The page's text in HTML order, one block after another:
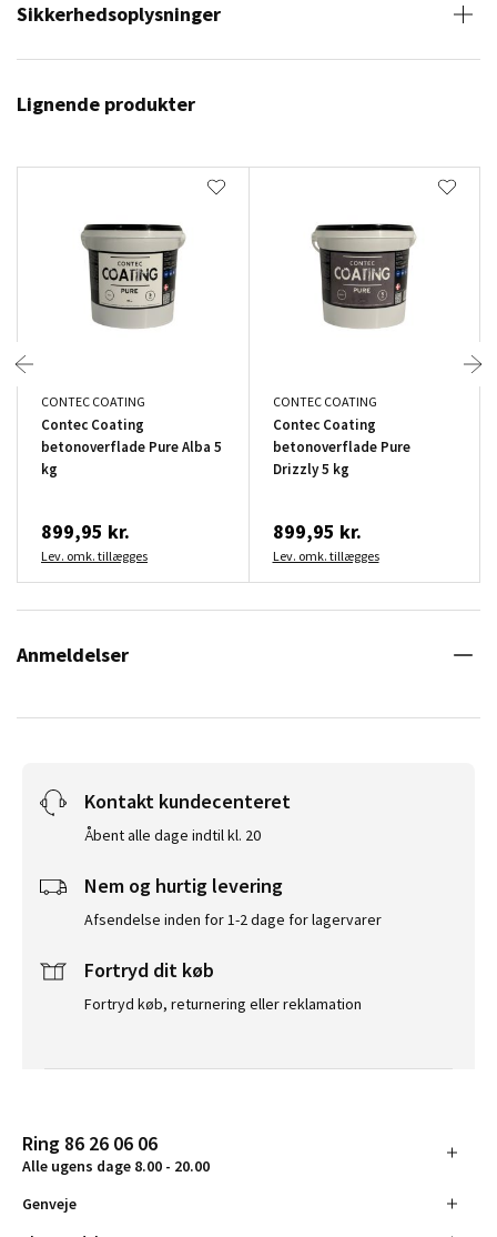
Sikkerhedsoplysninger
Lignende produkter
CONTEC COATING
Contec Coating
betonoverflade Pure Alba 5
kg
899,95 kr.
Lev. omk. tillægges
CONTEC COATING
Contec Coating
betonoverflade Pure
Drizzly 5 kg
899,95 kr.
Lev. omk. tillægges
Anmeldelser
Kontakt kundecenteret
Åbent alle dage indtil kl. 20
Nem og hurtig levering
Afsendelse inden for 1-2 dage for lagervarer
Fortryd dit køb
Fortryd køb, returnering eller reklamation
Ring 86 26 06 06
Alle ugens dage 8.00 - 20.00
Genveje